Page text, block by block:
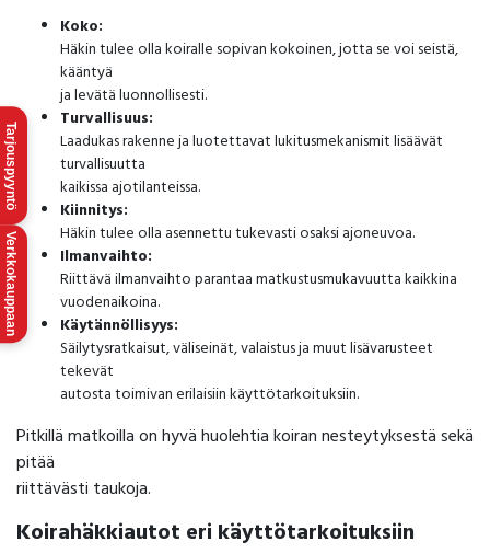
Koko:
Häkin tulee olla koiralle sopivan kokoinen, jotta se voi seistä,
kääntyä
ja levätä luonnollisesti.
Turvallisuus:
Laadukas rakenne ja luotettavat lukitusmekanismit lisäävät
turvallisuutta
kaikissa ajotilanteissa.
Kiinnitys:
Häkin tulee olla asennettu tukevasti osaksi ajoneuvoa.
Ilmanvaihto:
Riittävä ilmanvaihto parantaa matkustusmukavuutta kaikkina
vuodenaikoina.
Käytännöllisyys:
Säilytysratkaisut, väliseinät, valaistus ja muut lisävarusteet
tekevät
autosta toimivan erilaisiin käyttötarkoituksiin.
Pitkillä matkoilla on hyvä huolehtia koiran nesteytyksestä sekä
pitää
riittävästi taukoja.
Koirahäkkiautot eri käyttötarkoituksiin
Tarjouspyyntö
Verkkokauppaan